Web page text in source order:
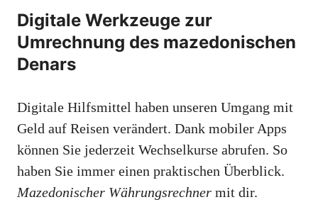
Digitale Werkzeuge zur
Umrechnung des mazedonischen
Denars
Digitale Hilfsmittel haben unseren Umgang mit
Geld auf Reisen verändert. Dank mobiler Apps
können Sie jederzeit Wechselkurse abrufen. So
haben Sie immer einen praktischen Überblick.
Mazedonischer Währungsrechner mit dir.